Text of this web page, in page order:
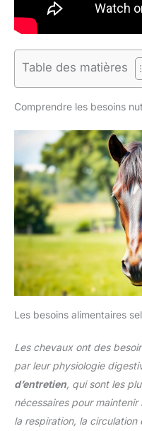
Table des matières
Comprendre les besoins
Les besoins alimentaires
Les chevaux ont des
par leur physiologie
d’entretien, qui sont les
nécessaires pour
la respiration, la